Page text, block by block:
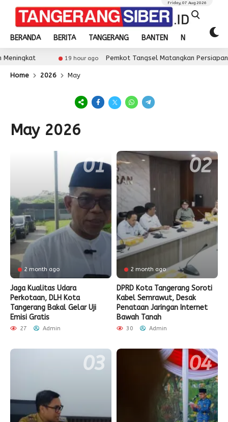
BERANDA BERITA TANGERANG BANTEN NASIONAL
Friday, 07 Aug 2026
19 hour ago Pemkot Tangsel Matangkan Persiapan HUT
Home 2026 May
May 2026
2 month ago
Jaga Kualitas Udara
Perkotaan, DLH Kota
Tangerang Bakal Gelar Uji
Emisi Gratis
27 Admin
2 month ago
DPRD Kota Tangerang Soroti
Kabel Semrawut, Desak
Penataan Jaringan Internet
Bawah Tanah
30 Admin